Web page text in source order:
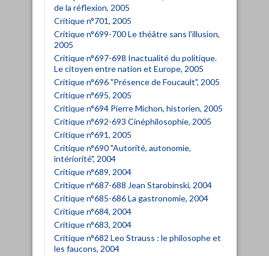
de la réflexion, 2005
Critique n°701, 2005
Critique n°699-700 Le théâtre sans l'illusion,
2005
Critique n°697-698 Inactualité du politique.
Le citoyen entre nation et Europe, 2005
Critique n°696 "Présence de Foucault", 2005
Critique n°695, 2005
Critique n°694 Pierre Michon, historien, 2005
Critique n°692-693 Cinéphilosophie, 2005
Critique n°691, 2005
Critique n°690 "Autorité, autonomie,
intériorité", 2004
Critique n°689, 2004
Critique n°687-688 Jean Starobinski, 2004
Critique n°685-686 La gastronomie, 2004
Critique n°684, 2004
Critique n°683, 2004
Critique n°682 Leo Strauss : le philosophe et
les faucons, 2004